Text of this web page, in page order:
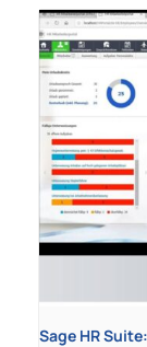
Sage HR